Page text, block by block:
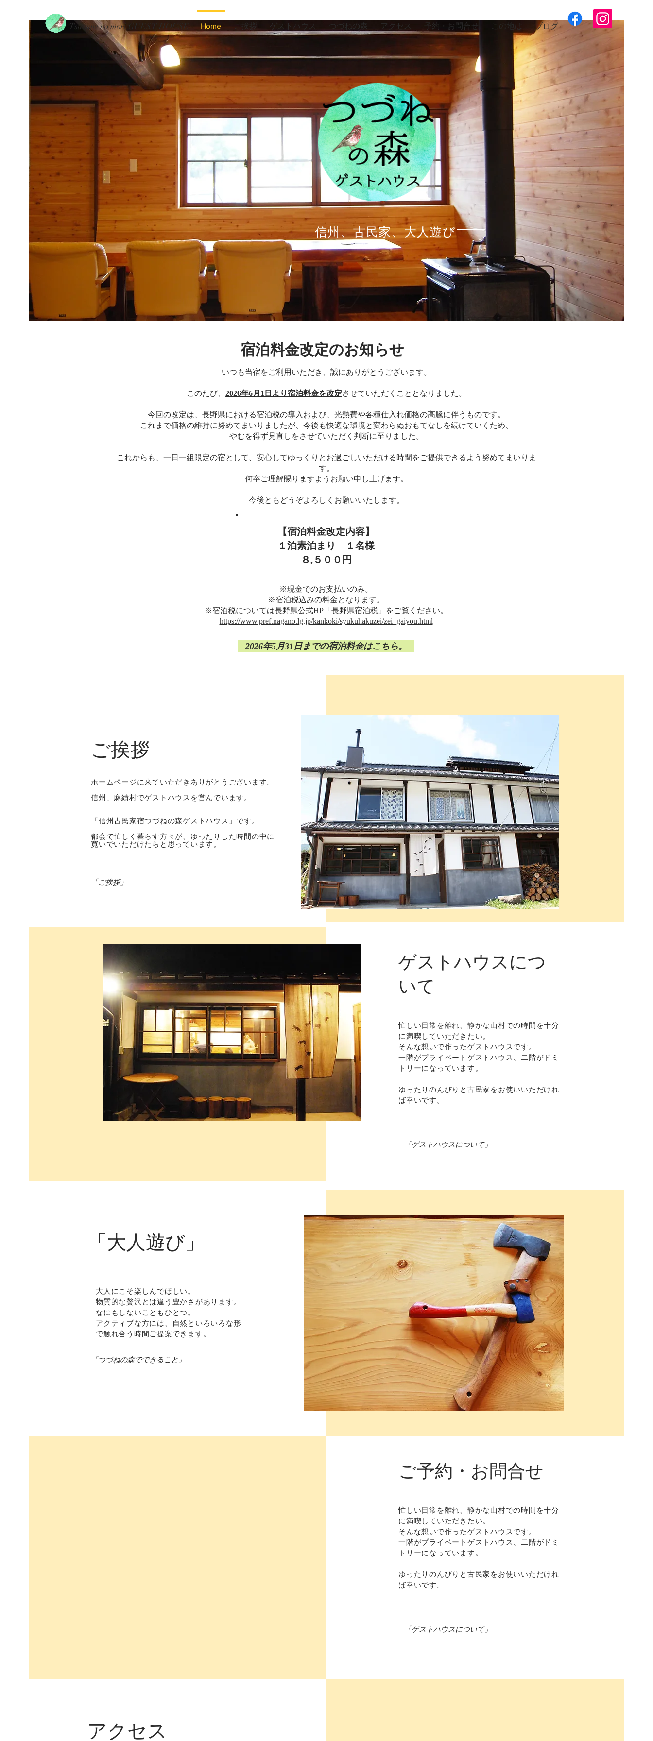
Home ご挨拶 ゲストハウス つづねの森 アクセス 予約・お問合せ この地は ブログ
Tsuzune no mori GUEST HOUSE
信州、古民家、大人遊び
​宿泊料金改定のお知らせ
いつも当宿をご利用いただき、誠にありがとうございます。
このたび、 2026年6月1日より宿泊料金を改定させていただくこととなりました。
今回の改定は、長野県における宿泊税の導入および、光熱費や各種仕入れ価格の高騰に伴うものです。
これまで価格の維持に努めてまいりましたが、今後も快適な環境と変わらぬおもてなしを続けていくため、
やむを得ず見直しをさせていただく判断に至りました。
これからも、一日一組限定の宿として、安心してゆっくりとお過ごしいただける時間をご提供できるよう努めてまいりま
す。
何卒ご理解賜りますようお願い申し上げます。
今後ともどうぞよろしくお願いいたします。
【宿泊料金改定内容】
１泊素泊まり １名様
８,５００円
※現金でのお支払いのみ。
※宿泊税込みの料金となります。
※宿泊税については長野県公式HP「長野県宿泊税」をご覧ください。
https://www.pref.nagano.lg.jp/kankoki/syukuhakuzei/zei_gaiyou.html
2026年5月31日までの宿泊料金はこちら。
ご挨拶
ホームページに来ていただきありがとうございます。
信州、麻績村でゲストハウスを営んでいます。
「信州古民家宿つづねの森ゲストハウス」です。
都会で忙しく暮らす方々が、ゆったりした時間の中に
寛いでいただけたらと思っています。
「ご挨拶」
ゲストハウスにつ
いて
忙しい日常を離れ、静かな山村での時間を十分
に満喫していただきたい。
そんな想いで作ったゲストハウスです。
一階がプライベートゲストハウス、二階がドミ
トリーになっています。
ゆったりのんびりと古民家をお使いいただけれ
ば幸いです。
「ゲストハウスについて」
「大人遊び」
大人にこそ楽しんでほしい。
物質的な贅沢とは違う豊かさがあります。
なにもしないこともひとつ。
アクティブな方には、自然といろいろな形
で触れ合う時間ご提案できます。
「つづねの森でできること」
​ご予約・お問合せ
忙しい日常を離れ、静かな山村での時間を十分
に満喫していただきたい。
そんな想いで作ったゲストハウスです。
一階がプライベートゲストハウス、二階がドミ
トリーになっています。
ゆったりのんびりと古民家をお使いいただけれ
ば幸いです。
「ゲストハウスについて」
​アクセス